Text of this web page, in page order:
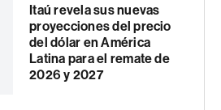
Itaú revela sus nuevas
proyecciones del precio
del dólar en América
Latina para el remate de
2026 y 2027